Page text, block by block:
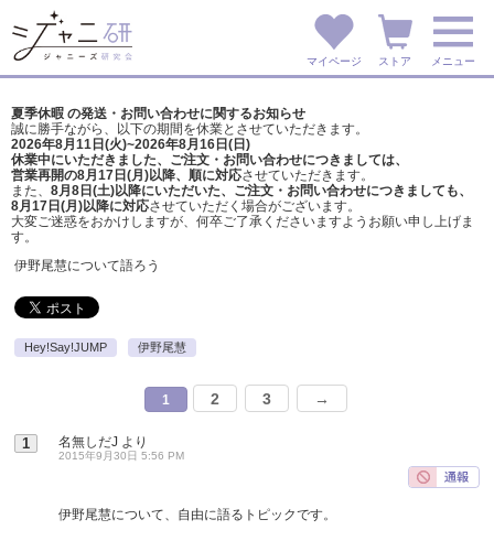
マイページ ストア メニュー
夏季休暇 の発送・お問い合わせに関するお知らせ
誠に勝手ながら、以下の期間を休業とさせていただきます。
2026年8月11日(火)~2026年8月16日(日)
休業中にいただきました、ご注文・お問い合わせにつきましては、
営業再開の8月17日(月)以降、順に対応させていただきます。
また、 8月8日(土)以降にいただいた、ご注文・ お問い合わせにつきましても、
8月17日(月)以降に対応させていただく場合がございます。
大変ご迷惑をおかけしますが、 何卒ご了承くださいますようお願い申し上げま
す。
伊野尾慧について語ろう
Hey!Say!JUMP 伊野尾慧
1 2 3 →
1 名無しだJ より
2015年9月30日 5:56 PM
伊野尾慧について、自由に語るトピックです。